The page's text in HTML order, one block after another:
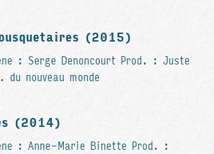
(2015)
: Serge Denoncourt Prod. : Juste
nouveau monde
(2014)
: Anne-Marie Binette Prod. :